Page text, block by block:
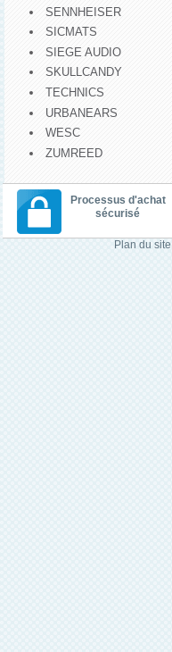
SENNHEISER
SICMATS
SIEGE AUDIO
SKULLCANDY
TECHNICS
URBANEARS
WESC
ZUMREED
Processus d'achat
sécurisé
Plan du site